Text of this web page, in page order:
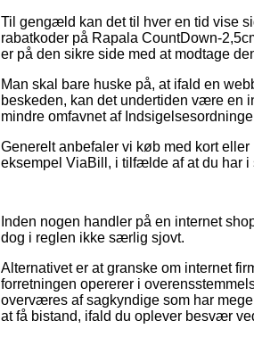
Til gengæld kan det til hver en tid vise
rabatkoder på Rapala CountDown-
er på den sikre side med at modtage
Man skal bare huske på, at ifald en
beskeden, kan det undertiden være en
mindre omfavnet af
Generelt anbefaler vi køb med kort
eksempel ViaBill, i tilfælde af at du har
Inden nogen handler på en internet
dog i reglen ikke særlig sjovt.
Alternativet er at granske om internet
forretningen opererer i
overværes af sagkyndige som har
at få bistand, ifald du oplever besvær